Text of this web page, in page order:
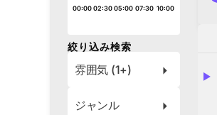
00:00 02:30 05:00 07:30 10:00
絞り込み検索
雰囲気 (1+)
ジャンル